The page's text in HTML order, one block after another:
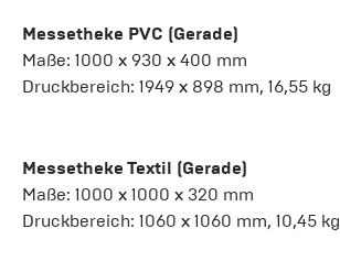
Messetheke PVC (Gerade)
Maße: 1000 x 930 x 400 mm
Druckbereich: 1949 x 898 mm, 16,55 kg
Messetheke Textil (Gerade)
Maße: 1000 x 1000 x 320 mm
Druckbereich: 1060 x 1060 mm, 10,45 kg